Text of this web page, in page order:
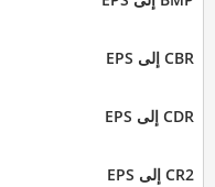
CBR إلى EPS
CDR إلى EPS
CR2 إلى EPS